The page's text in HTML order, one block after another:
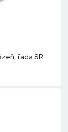
řada SR